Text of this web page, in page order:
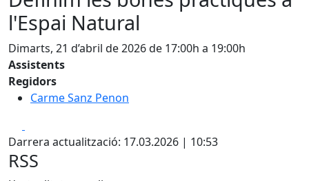
l'Espai Natural
Dimarts, 21 d’abril de 2026 de 17:00h a 19:00h
Assistents
Regidors
Carme Sanz Penon
Darrera actualització: 17.03.2026 | 10:53
RSS